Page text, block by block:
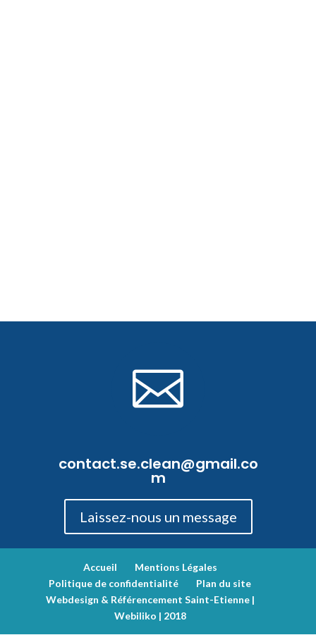

contact.se.clean@gmail.co
m
Laissez-nous un message
Accueil
Mentions Légales
Politique de confidentialité
Plan du site
Webdesign & Référencement Saint-Etienne |
Webiliko | 2018